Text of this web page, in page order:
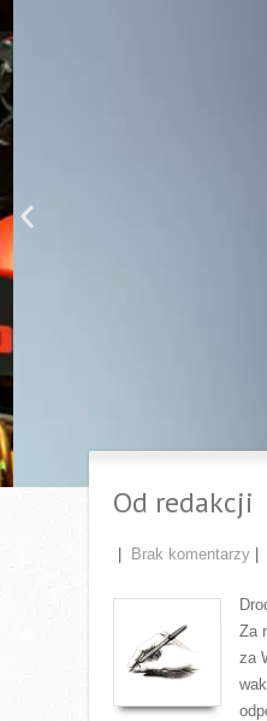
Nie daj się
Najczęściej
w systemach
Instalacje parowe i
układ składający się z
odbiorników ciepła, w
wymiany ciepła.
świat pary i kondensatu,
zaworów odcinających,
Od redakcji
Brak komentarzy
Za
za